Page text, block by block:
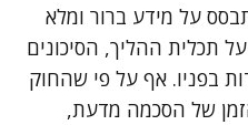
על מידע ברור ומלא
תכלית ההליך, הסיכונים
בפניו. אף על פי שהחוק
של הסכמה מדעת,